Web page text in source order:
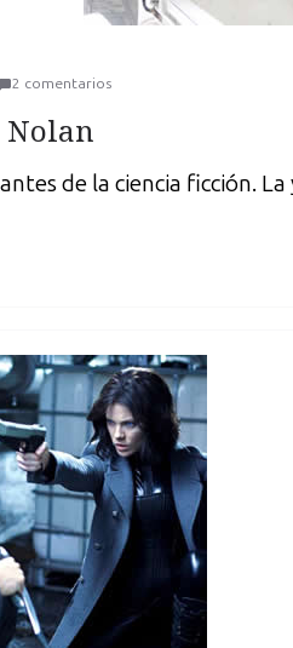
2 comentarios
Nolan
de la ciencia ficción.